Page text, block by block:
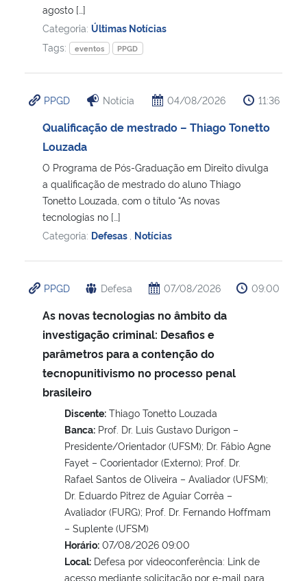
agosto […]
Categoria: Últimas Notícias
Tags:
eventos PPGD
PPGD Notícia 04/08/2026 11:36
Qualificação de mestrado – Thiago Tonetto
Louzada
O Programa de Pós-Graduação em Direito divulga
a qualificação de mestrado do aluno Thiago
Tonetto Louzada, com o título “As novas
tecnologias no […]
Categoria: Defesas Notícias
PPGD Defesa 07/08/2026 09:00
As novas tecnologias no âmbito da
investigação criminal: Desafios e
parâmetros para a contenção do
tecnopunitivismo no processo penal
brasileiro
Discente: Thiago Tonetto Louzada
Banca: Prof. Dr. Luis Gustavo Durigon –
Presidente/Orientador (UFSM); Dr. Fábio Agne
Fayet – Coorientador (Externo); Prof. Dr.
Rafael Santos de Oliveira – Avaliador (UFSM);
Dr. Eduardo Pitrez de Aguiar Corrêa –
Avaliador (FURG); Prof. Dr. Fernando Hoffmam
– Suplente (UFSM)
Horário: 07/08/2026 09:00
Local: Defesa por videoconferência: Link de
acesso mediante solicitação por e-mail para